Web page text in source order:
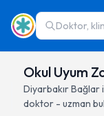
Doktor,
Okul Uyum
DiyarbakırBağlar
doktor - uzman